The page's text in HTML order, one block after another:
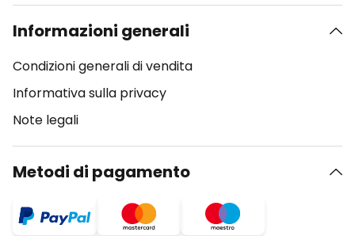
Informazioni generali
Condizioni generali di vendita
Informativa sulla privacy
Note legali
Metodi di pagamento